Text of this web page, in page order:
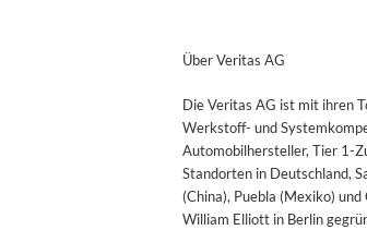
Über Veritas AG
Die Veritas AG ist mit ihren
Werkstoff- und
Automobilhersteller, Tier 1-
Standorten in Deutschland,
(China), Puebla (Mexiko)
William Elliott in Berlin